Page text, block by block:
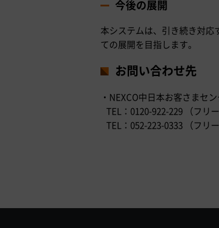
今後の展開
本システムは、引き続き対
ての展開を目指します。
お問い合わせ先
・NEXCO中日本お客さまセ
TEL：0120-922-229 （フリ
TEL：052-223-0333 （フリ